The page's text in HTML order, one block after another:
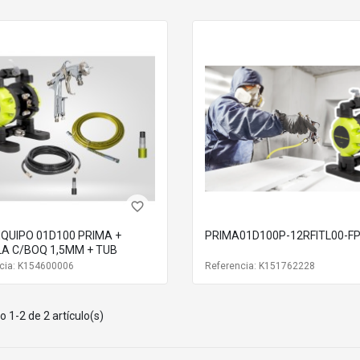
favorite_border
01D100 PRIMA +
C/BOQ 1,5MM + TUB
K154600006
PRIMA01D100P-12RFITL00-
Referencia: K151762228
1-2 de 2 artículo(s)